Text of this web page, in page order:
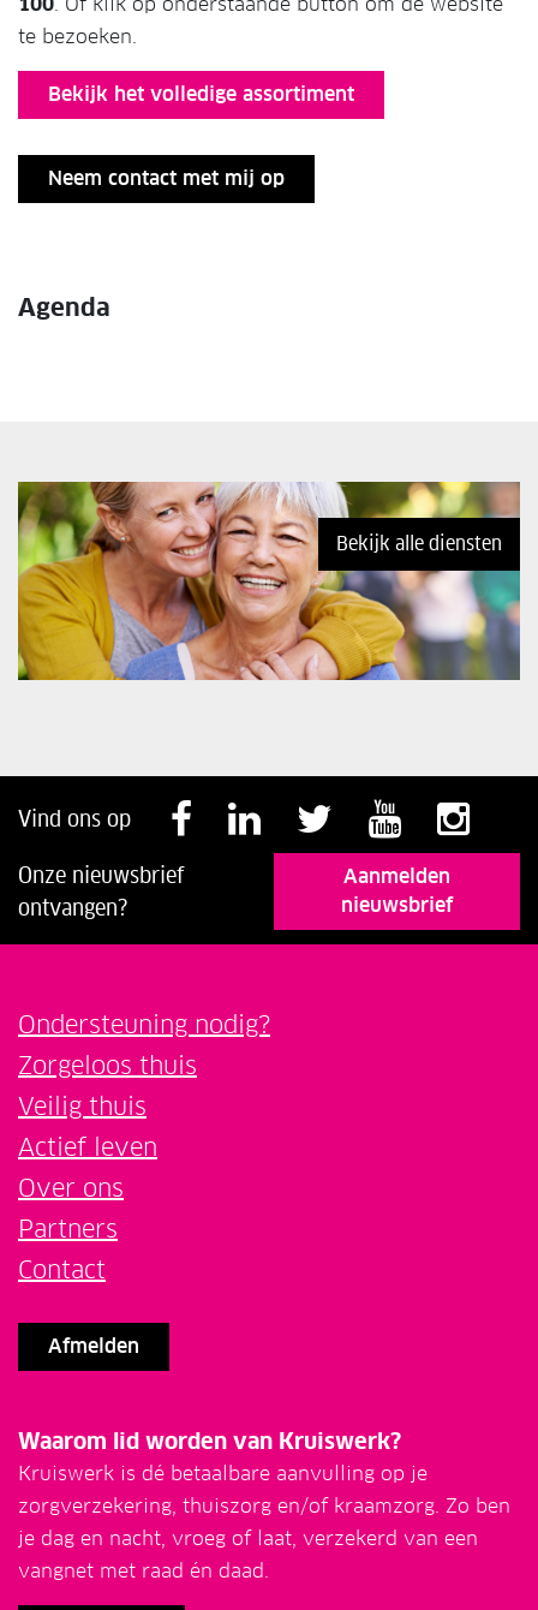
te bezoeken.
Bekijk het volledige assortiment
Neem contact met mij op
Agenda
Bekijk alle diensten
Vind ons op Volg ons op
Volg ons op
Volg ons
Volg
Onze nieuwsbrief
ontvangen?
Aanmelden
nieuwsbrief
Ondersteuning nodig?
Zorgeloos thuis
Veilig thuis
Actief leven
Over ons
Partners
Contact
Afmelden
Waarom lid worden van Kruiswerk?
Kruiswerk is dé betaalbare aanvulling op je
zorgverzekering, thuiszorg en/of kraamzorg. Zo ben
je dag en nacht, vroeg of laat, verzekerd van een
vangnet met raad én daad.